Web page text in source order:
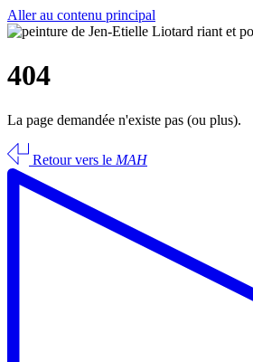
Aller au contenu principal
404
La page demandée n'existe pas (ou plus).
Retour vers le MAH